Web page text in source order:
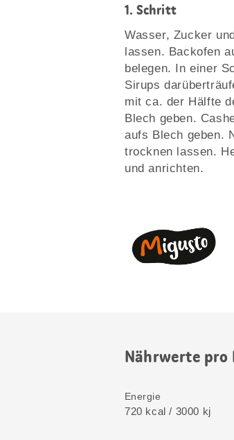
1. Schritt
Wasser, Zucker
lassen. Backofen
belegen. In einer
Sirups
mit ca. der Hälfte
Blech geben.
aufs Blech geben.
trocknen lassen.
und anrichten.
Nährwerte pro
Energie
720 kcal / 3000 kj